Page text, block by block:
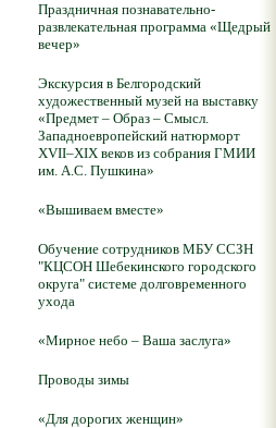
Праздничная познавательно-
развлекательная программа «Щедрый
вечер»
Экскурсия в Белгородский
художественный музей на выставку
«Предмет – Образ – Смысл.
Западноевропейский натюрморт
XVII–XIX веков из собрания ГМИИ
им. А.С. Пушкина»
«Вышиваем вместе»
Обучение сотрудников МБУ ССЗН
"КЦСОН Шебекинского городского
округа" системе долговременного
ухода
«Мирное небо – Ваша заслуга»
Проводы зимы
«Для дорогих женщин»